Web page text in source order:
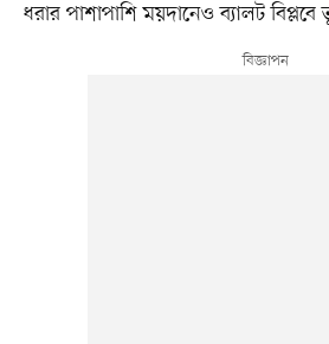
ধরার পাশাপাশি ময়দানেও ব্যালট বিপ্লবে